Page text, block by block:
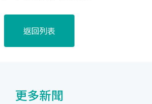
返回列表
更多新聞